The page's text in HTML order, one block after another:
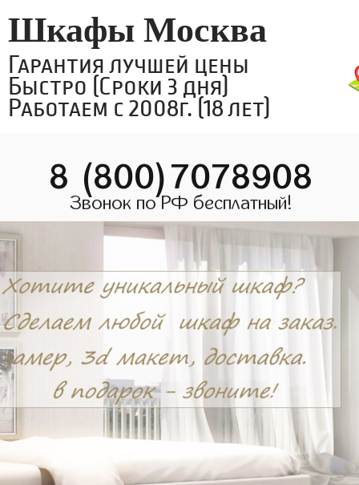
Шкафы Москва
Гарантия лучшей цены
Быстро (Сроки 3 дня)
Работаем с 2008г. (18 лет)
8 (800)7078908
Звонок по РФ бесплатный!